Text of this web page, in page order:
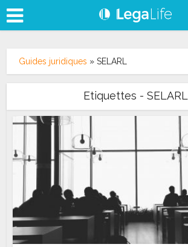
Guides juridiques »SELARL
Etiquettes - SELARL